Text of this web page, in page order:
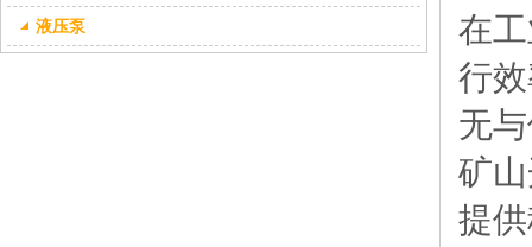
液压泵
在
行
无
矿
提